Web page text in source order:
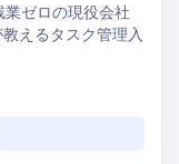
ゼロの現役会社
えるタスク管理入